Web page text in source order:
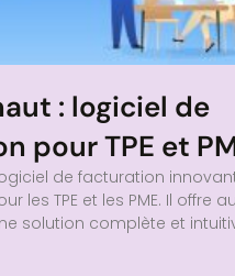
: logiciel de
pour TPE et
de facturation
les TPE et les PME. Il offre
solution complète et